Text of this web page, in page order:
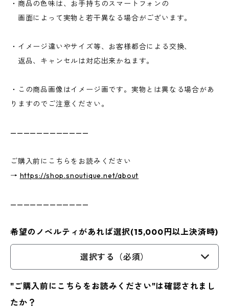
・商品の色味は、お手持ちのスマートフォンの
画面によって実物と若干異なる場合がございます。
・イメージ違いやサイズ等、お客様都合による交換、
返品、キャンセルは対応出来かねます。
・この商品画像はイメージ画です。実物とは異なる場合があ
りますのでご注意ください。
————————————
ご購入前にこちらをお読みください
→ https://shop.snoutique.net/about
————————————
希望のノベルティがあれば選択(15,000円以上決済時)
選択する（必須）
"ご購入前にこちらをお読みください"は確認されまし
たか？